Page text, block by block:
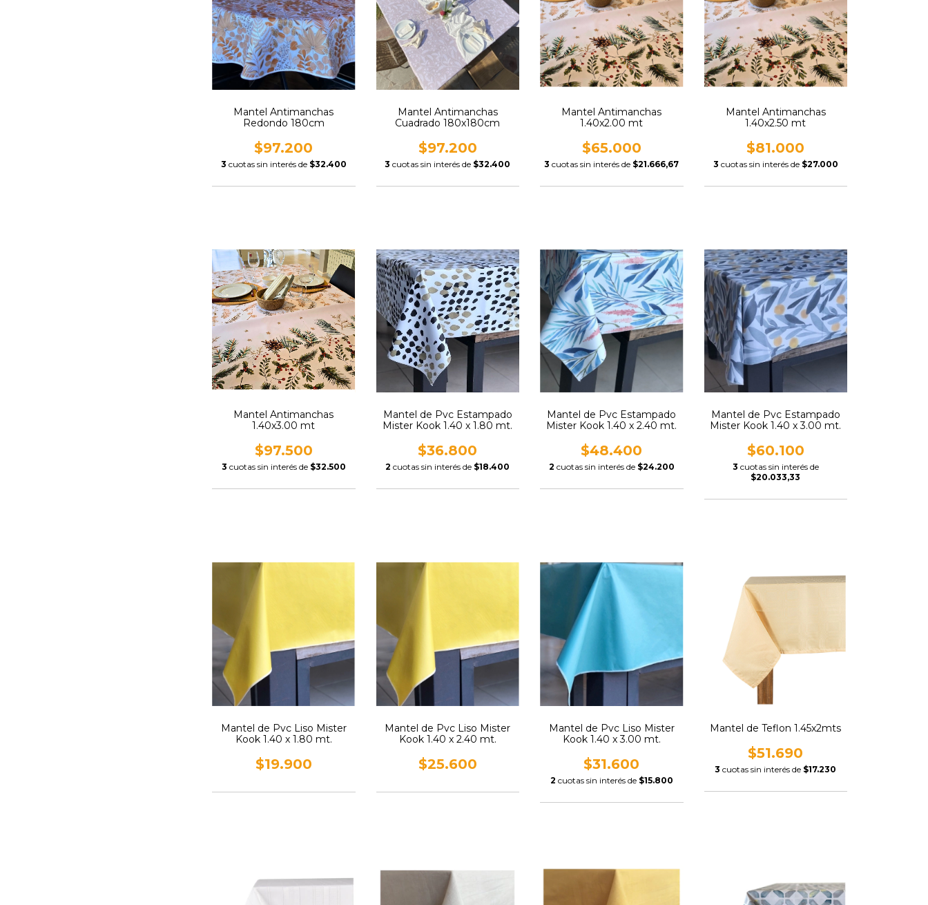
Mantel Antimanchas
Redondo 180cm
$97.200
3 cuotas sin interés de $32.400
Mantel Antimanchas
Cuadrado 180x180cm
$97.200
3 cuotas sin interés de $32.400
Mantel Antimanchas
1.40x2.00 mt
$65.000
3 cuotas sin interés de $21.666,67
Mantel Antimanchas
1.40x2.50 mt
$81.000
3 cuotas sin interés de $27.000
Mantel Antimanchas
1.40x3.00 mt
$97.500
3 cuotas sin interés de $32.500
Mantel de Pvc Estampado
Mister Kook 1.40 x 1.80 mt.
$36.800
2 cuotas sin interés de $18.400
Mantel de Pvc Estampado
Mister Kook 1.40 x 2.40 mt.
$48.400
2 cuotas sin interés de $24.200
Mantel de Pvc Estampado
Mister Kook 1.40 x 3.00 mt.
$60.100
3 cuotas sin interés de
$20.033,33
Mantel de Pvc Liso Mister
Kook 1.40 x 1.80 mt.
$19.900
Mantel de Pvc Liso Mister
Kook 1.40 x 2.40 mt.
$25.600
Mantel de Pvc Liso Mister
Kook 1.40 x 3.00 mt.
$31.600
2 cuotas sin interés de $15.800
Mantel de Teflon 1.45x2mts
$51.690
3 cuotas sin interés de $17.230